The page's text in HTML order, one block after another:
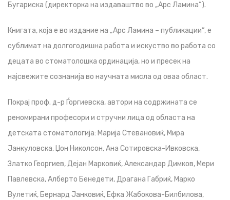
Бугариска (директорка на издаваштво во „Арс Ламина“).
Книгата, која е во издание на „Арс Ламина – публикации“, е
сублимат на долгогодишна работа и искуство во работа со
децата во стоматолошка ординација, но и пресек на
најсвежите сознанија во научната мисла од оваа област.
Покрај проф. д-р Ѓоргиевска, автори на содржината се
реномирани професори и стручни лица од областа на
детската стоматологија: Марија Стевановиќ, Мира
Јанкуловска, Џон Николсон, Ана Сотировска-Ивковска,
Златко Георгиев, Дејан Марковиќ, Александар Димков, Мери
Павлевска, Алберто Бенедети, Драгана Габриќ, Марко
Вулетиќ, Бернард Јанковиќ, Ефка Жабокова-Билбилова,